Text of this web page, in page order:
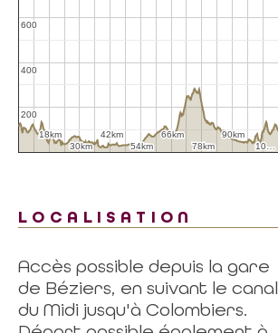
18km
18km
30km
30km
42km
42km
54km
54km
66km
66km
78km
78km
90km
90km
10…
10…
200
200
400
400
600
600
LOCALISATION
Accès possible depuis la gare
de Béziers, en suivant le canal
du Midi jusqu'à Colombiers.